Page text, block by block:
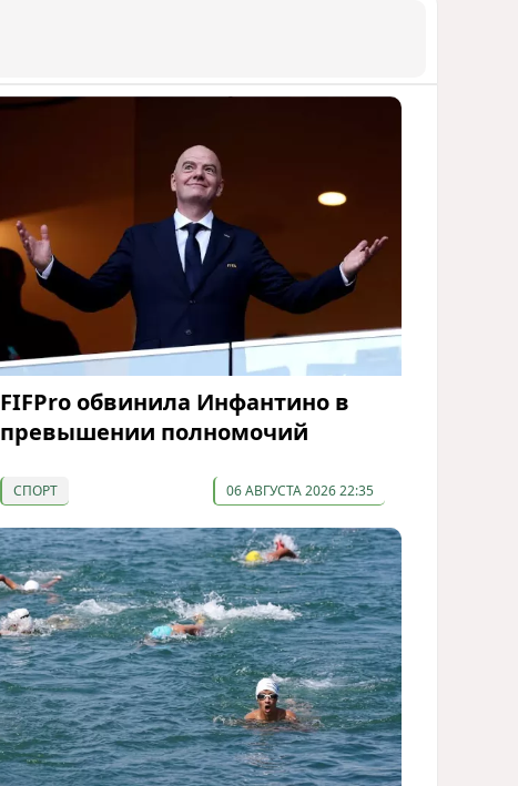
FIFPro обвинила Инфантино в
превышении полномочий
СПОРТ 06 АВГУСТА 2026 22:35